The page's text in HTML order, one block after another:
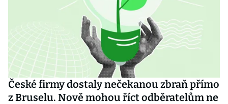
České firmy dostaly nečekanou zbraň přímo
z Bruselu. Nově mohou říct odběratelům ne